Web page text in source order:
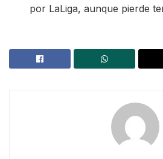
por LaLiga, aunque pierde